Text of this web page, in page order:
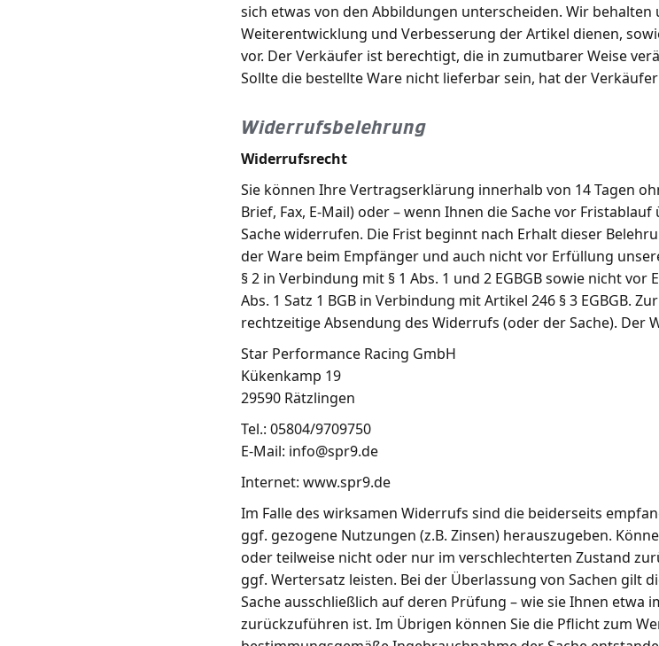
sich etwas von den Abbildungen unterscheiden. Wir behalten
Weiterentwicklung und Verbesserung der Artikel dienen,
vor. Der Verkäufer ist berechtigt, die in zumutbarer Weise
Sollte die bestellte Ware nicht lieferbar sein, hat der
Widerrufsbelehrung
Widerrufsrecht
Sie können Ihre Vertragserklärung innerhalb von 14 Tagen
Brief, Fax, E-Mail) oder – wenn Ihnen die Sache vor
Sache widerrufen. Die Frist beginnt nach Erhalt dieser
der Ware beim Empfänger und auch nicht vor Erfüllung
§ 2 in Verbindung mit § 1 Abs. 1 und 2 EGBGB sowie nicht
Abs. 1 Satz 1 BGB in Verbindung mit Artikel 246 § 3 EGBGB.
rechtzeitige Absendung des Widerrufs (oder der Sache). Der
Star Performance Racing GmbH
Kükenkamp 19
29590 Rätzlingen
Tel.: 05804/9709750
E-Mail: info@spr9.de
Internet: www.spr9.de
Im Falle des wirksamen Widerrufs sind die beiderseits
ggf. gezogene Nutzungen (z.B. Zinsen) herauszugeben.
oder teilweise nicht oder nur im verschlechterten Zustand
ggf. Wertersatz leisten. Bei der Überlassung von Sachen gilt
Sache ausschließlich auf deren Prüfung – wie sie Ihnen etwa
zurückzuführen ist. Im Übrigen können Sie die Pflicht zum